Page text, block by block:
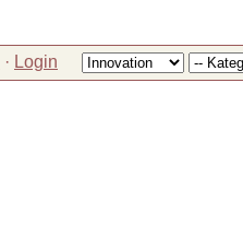
· Login